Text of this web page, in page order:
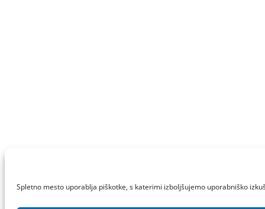
Spletno mesto uporablja piškotke, s katerimi izboljšujemo uporabniško